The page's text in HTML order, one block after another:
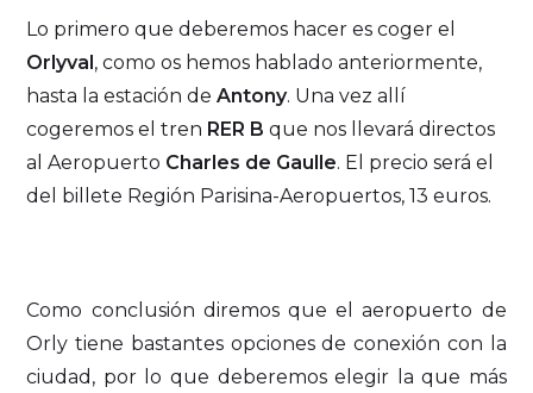
Lo primero que deberemos hacer es coger el
Orlyval , como os hemos hablado anteriormente,
hasta la estación deAntony. Una vez allí
cogeremos el tren RER B que nos llevará directos
al Aeropuerto Charles de Gaulle. El precio será el
del billete Región Parisina-Aeropuertos, 13 euros.
Como conclusión diremos que el aeropuerto de
Orly tiene bastantes opciones de conexión con la
ciudad, por lo que deberemos elegir la que más